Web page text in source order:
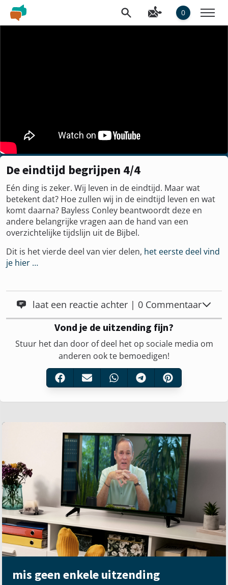
0
De eindtijd begrijpen 4/4
Eén ding is zeker. Wij leven in de eindtijd. Maar wat
betekent dat? Hoe zullen wij in de eindtijd leven en wat
komt daarna? Bayless Conley beantwoordt deze en
andere belangrijke vragen aan de hand van een
overzichtelijke tijdslijn uit de Bijbel.
Dit is het vierde deel van vier delen, het eerste deel vind
je hier …
laat een reactie achter | 0 Commentaar
Vond je de uitzending fijn?
Stuur het dan door of deel het op sociale media om
anderen ook te bemoedigen!
mis geen enkele uitzending